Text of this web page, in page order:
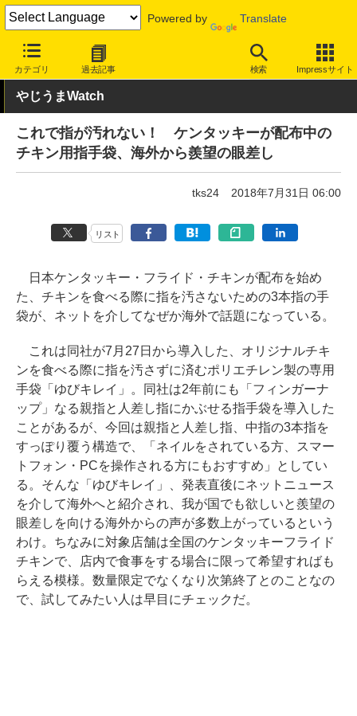
Powered by Translate
カテゴリ 過去記事 検索 Impressサイト
INTERNET Watch トピック
やじうまWatch
これで指が汚れない！ ケンタッキーが配布中の
チキン用指手袋、海外から羨望の眼差し
tks24 2018年7月31日 06:00
リスト
日本ケンタッキー・フライド・チキンが配布を始め
た、チキンを食べる際に指を汚さないための3本指の手
袋が、ネットを介してなぜか海外で話題になっている。
これは同社が7月27日から導入した、オリジナルチキ
ンを食べる際に指を汚さずに済むポリエチレン製の専用
手袋「ゆびキレイ」。同社は2年前にも「フィンガーナ
ップ」なる親指と人差し指にかぶせる指手袋を導入した
ことがあるが、今回は親指と人差し指、中指の3本指を
すっぽり覆う構造で、「ネイルをされている方、スマー
トフォン・PCを操作される方にもおすすめ」としてい
る。そんな「ゆびキレイ」、発表直後にネットニュース
を介して海外へと紹介され、我が国でも欲しいと羨望の
眼差しを向ける海外からの声が多数上がっているという
わけ。ちなみに対象店舗は全国のケンタッキーフライド
チキンで、店内で食事をする場合に限って希望すればも
らえる模様。数量限定でなくなり次第終了とのことなの
で、試してみたい人は早目にチェックだ。